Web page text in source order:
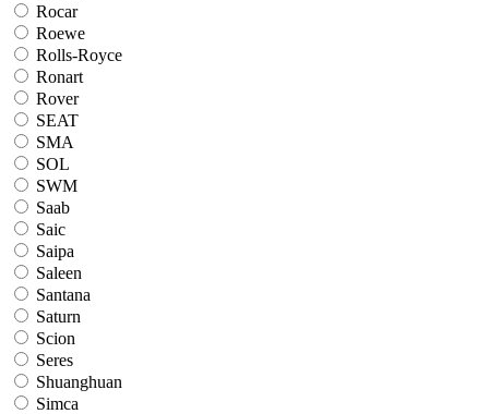
Rocar
Roewe
Rolls-Royce
Ronart
Rover
SEAT
SMA
SOL
SWM
Saab
Saic
Saipa
Saleen
Santana
Saturn
Scion
Seres
Shuanghuan
Simca